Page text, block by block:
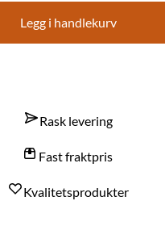
Legg i handlekurv
Rask levering
Fast fraktpris
Kvalitetsprodukter